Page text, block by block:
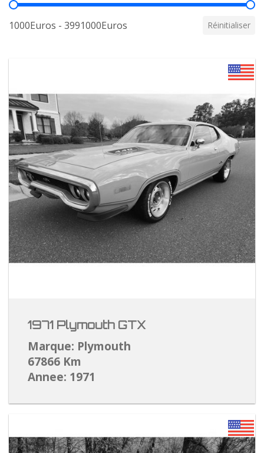
Prix
1000Euros - 3991000Euros Réinitialiser
1971 Plymouth GTX
Marque: Plymouth
67866 Km
Annee: 1971